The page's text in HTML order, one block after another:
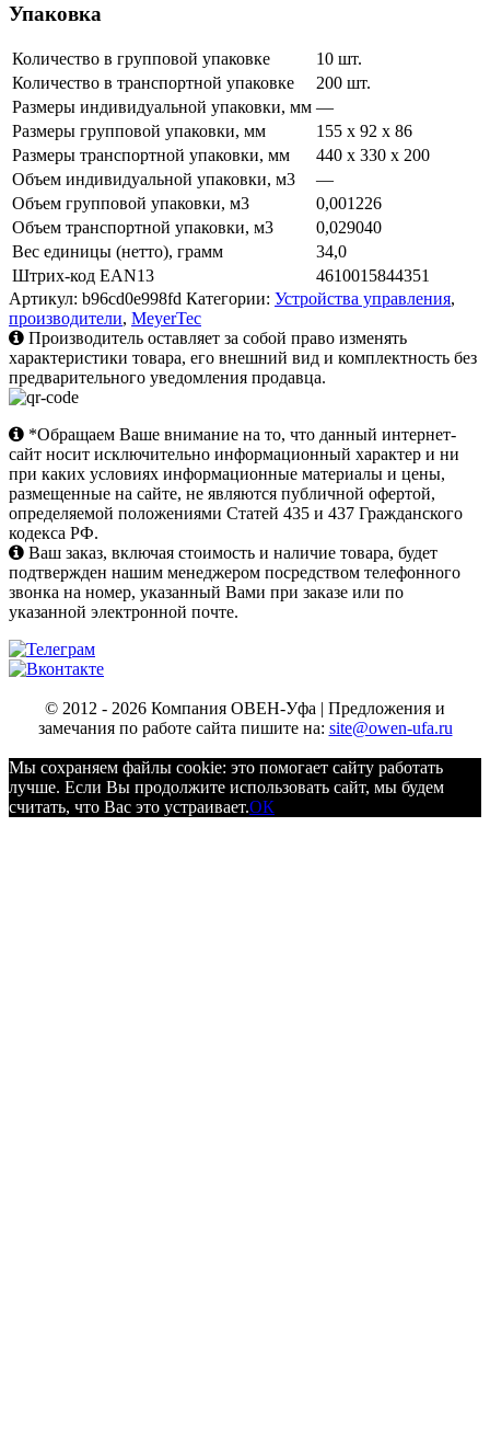
Упаковка
Количество в групповой упаковке
10 шт.
Количество в транспортной упаковке
200 шт.
Размеры индивидуальной упаковки, мм —
Размеры групповой упаковки, мм
155 х 92 х 86
Размеры транспортной упаковки, мм
440 х 330 х 200
Объем индивидуальной упаковки, м3
—
Объем групповой упаковки, м3
0,001226
Объем транспортной упаковки, м3
0,029040
Вес единицы (нетто), грамм
34,0
Штрих-код EAN13
4610015844351
Артикул: b96cd0e998fd Категории: Устройства управления,
производители, MeyerTec
Производитель оставляет за собой право изменять
характеристики товара, его внешний вид и комплектность без
предварительного уведомления продавца.
*Обращаем Ваше внимание на то, что данный интернет-
сайт носит исключительно информационный характер и ни
при каких условиях информационные материалы и цены,
размещенные на сайте, не являются публичной офертой,
определяемой положениями Статей 435 и 437 Гражданского
кодекса РФ.
Ваш заказ, включая стоимость и наличие товара, будет
подтвержден нашим менеджером посредством телефонного
звонка на номер, указанный Вами при заказе или по
указанной электронной почте.
© 2012 - 2026 Компания ОВЕН-Уфа | Предложения и
замечания по работе сайта пишите на: site@owen-ufa.ru
Мы cохраняем файлы cookie: это помогает сайту работать
лучше. Если Вы продолжите использовать сайт, мы будем
считать, что Вас это устраивает.ОК